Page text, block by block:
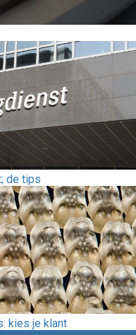
de tips
kies je klant